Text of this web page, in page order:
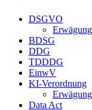
DSGVO
BDSG
DDG
TDDDG
EinwV
KI-Verordnung
Data Act